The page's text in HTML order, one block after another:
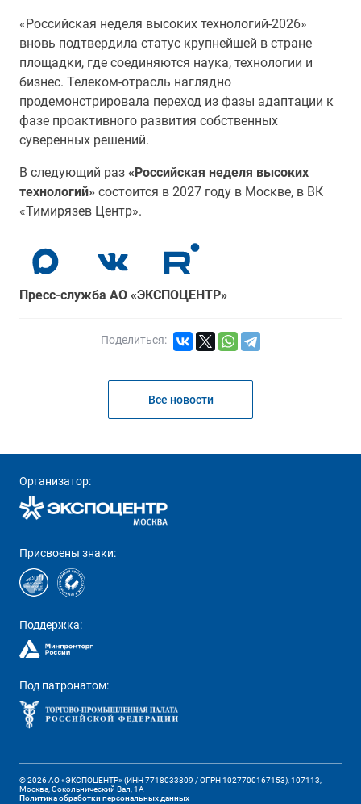
«Российская неделя высоких технологий-2026»
вновь подтвердила статус крупнейшей в стране
площадки, где соединяются наука, технологии и
бизнес. Телеком-отрасль наглядно
продемонстрировала переход из фазы адаптации к
фазе проактивного развития собственных
суверенных решений.
В следующий раз «Российская неделя высоких
технологий» состоится в 2027 году в Москве, в ВК
«Тимирязев Центр».
Пресс-служба АО «ЭКСПОЦЕНТР»
Поделиться:
Все новости
Организатор:
Присвоены знаки:
Поддержка:
Под патронатом:
© 2026 АО «ЭКСПОЦЕНТР» (ИНН 7718033809 / ОГРН 1027700167153), 107113,
Москва, Сокольнический Вал, 1А
Политика обработки персональных данных